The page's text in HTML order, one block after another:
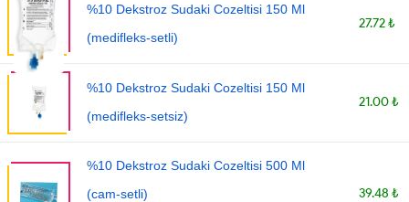
%10 Dekstroz Sudaki Cozeltisi 150 Ml
(medifleks-setli)
27.72 ₺
%10 Dekstroz Sudaki Cozeltisi 150 Ml
(medifleks-setsiz)
21.00 ₺
%10 Dekstroz Sudaki Cozeltisi 500 Ml
(cam-setli)
39.48 ₺